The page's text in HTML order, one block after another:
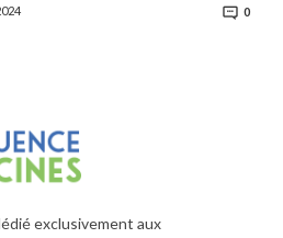
0
exclusivement aux